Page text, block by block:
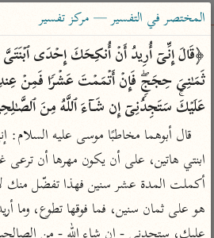
ساهم معنا في نشر القرآن
الباحث
بحث تفسير علوم
2 or more characters for results.
Type 1 or more
characters for results.
أمّهات
تفسير الطبري
عامّة
فتح البيان للقنوجي
المختصر في التفسير — مركز تفسير
عَلَیۡكَۚ سَتَجِدُنِیۤ إِن شَاۤءَ ٱللَّهُ مِنَ